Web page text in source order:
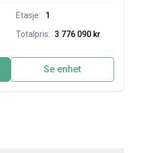
Etasje:
1
Totalpris: 3 776 090 kr
Se enhet